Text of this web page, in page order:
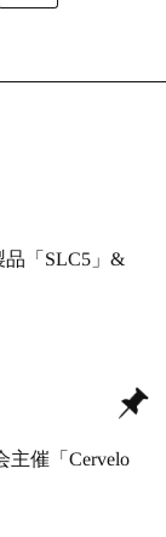
品「SLC5」&
主催「Cervelo